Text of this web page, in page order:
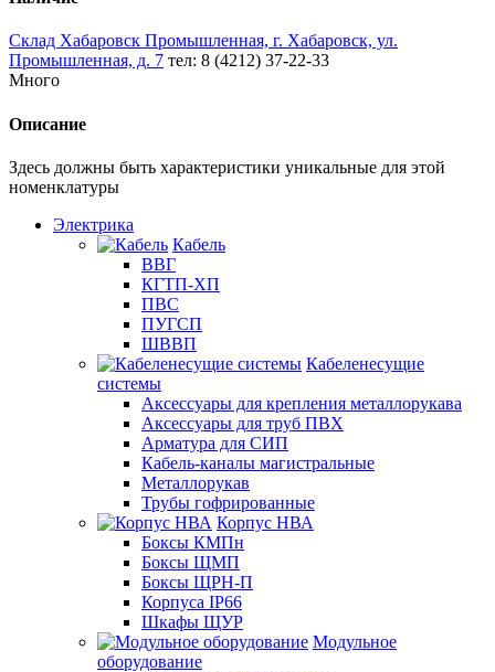
Склад Хабаровск Промышленная, г. Хабаровск, ул.
Промышленная, д. 7 тел: 8 (4212) 37-22-33
Много
Описание
Здесь должны быть характеристики уникальные для этой
номенклатуры
Электрика
Кабель
ВВГ
КГТП-ХП
ПВС
ПУГСП
ШВВП
Кабеленесущие
системы
Аксессуары для крепления металлорукава
Аксессуары для труб ПВХ
Арматура для СИП
Кабель-каналы магистральные
Металлорукав
Трубы гофрированные
Корпус НВА
Боксы КМПн
Боксы ЩМП
Боксы ЩРН-П
Корпуса IP66
Шкафы ЩУР
Модульное
оборудование